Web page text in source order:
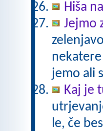
Hiša
Jejmo
jemo ali
Kaj je
le, če